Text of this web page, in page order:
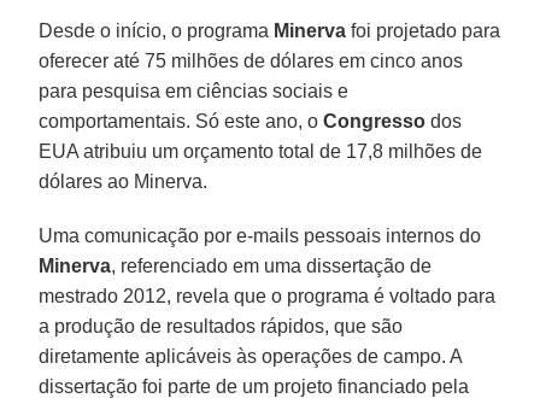
Desde o início, o programa Minerva foi projetado para
oferecer até 75 milhões de dólares em cinco anos
para pesquisa em ciências sociais e
comportamentais. Só este ano, oCongresso dos
EUA atribuiu um orçamento total de 17,8 milhões de
dólares ao Minerva.
Uma comunicação por e-mails pessoais internos do
Minerva, referenciado em uma dissertação de
mestrado 2012, revela que o programa é voltado para
a produção de resultados rápidos, que são
diretamente aplicáveis às operações de campo. A
dissertação foi parte de um projeto financiado pela